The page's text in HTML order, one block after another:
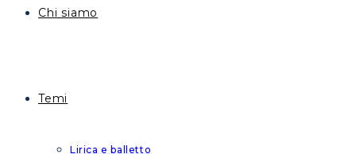
Chi siamo
Temi
Lirica e balletto